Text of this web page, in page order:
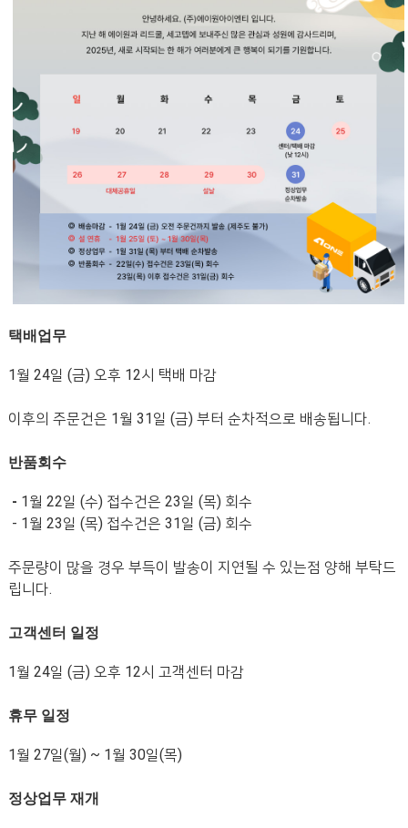
택배업무
1 월 24일 (금) 오후 12시 택배 마감
이후의 주문건은 1 월 31 일 (금) 부터 순차적으로 배송됩니다.
반품회수
- 1 월 22일 (수) 접수건은 23일 (목) 회수
- 1 월 23일 (목) 접수건은 31 일 (금) 회수
주문량이 많을 경우 부득이 발송이 지연될 수 있는점 양해 부탁드
립니다.
고객센터 일정
1 월 24일 (금) 오후 12시 고객센터 마감
휴무 일정
1 월 27일(월) ~ 1 월 30일(목)
정상업무 재개